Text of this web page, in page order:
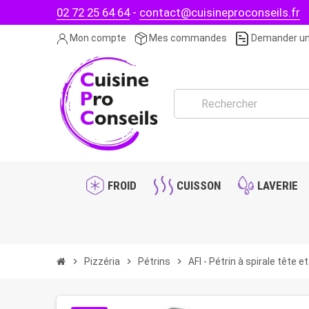
02 72 25 64 64- contact@cuisineproconseils.fr
Mon compte Mes commandes Demander
FROID CUISSON LAVERIE
chevron_right Pizzéria chevron_right Pétrins chevron_right AFI - Pétrin à spirale tête